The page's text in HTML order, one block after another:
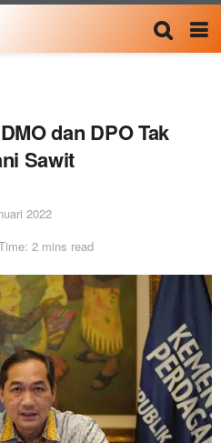
dan DPO Tak
Sawit
2022
2 mins read